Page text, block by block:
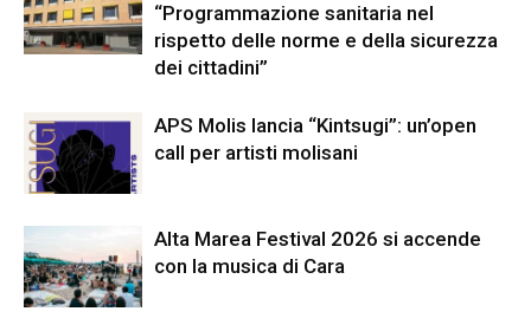
“Programmazione sanitaria nel
rispetto delle norme e della sicurezza
dei cittadini”
APS Molis lancia “Kintsugi”: un’open
call per artisti molisani
Alta Marea Festival 2026 si accende
con la musica di Cara